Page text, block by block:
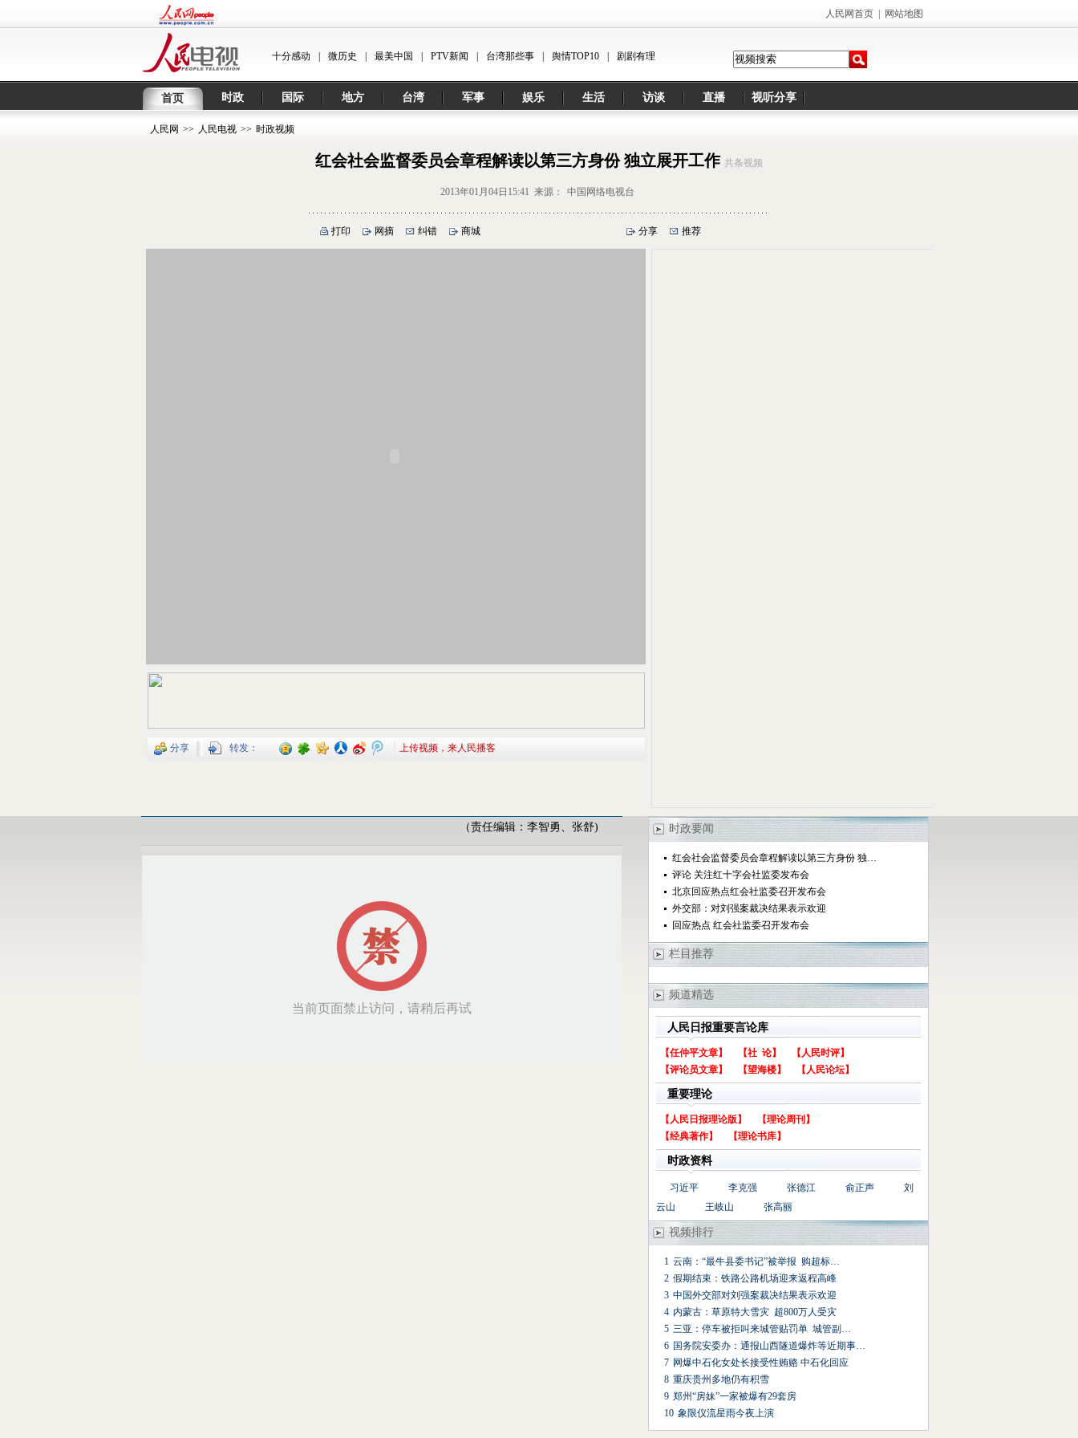
人民网首页 网站地图
十分感动 微历史 最美中国 PTV新闻 台湾那些事 舆情TOP10 剧剧有理
首页 时政 国际 地方 台湾 军事 娱乐 生活 访谈 直播 视听分享
人民网 >> 人民电视 >> 时政视频
红会社会监督委员会章程解读以第三方身份 独立展开工作 共条视频
2013年01月04日15:41 来源： 中国网络电视台
打印 网摘 纠错 商城 分享 推荐
分享 转发： 上传视频，来人民播客
（责任编辑：李智勇、张舒) 时政要闻
红会社会监督委员会章程解读以第三方身份 独…
评论 关注红十字会社监委发布会
北京回应热点红会社监委召开发布会
外交部：对刘强案裁决结果表示欢迎
回应热点 红会社监委召开发布会
栏目推荐
频道精选
人民日报重要言论库
【任仲平文章】 【社 论】
【人民时评】
【评论员文章】
【望海楼】 【人民论坛】
重要理论
【人民日报理论版】
【理论周刊】
【经典著作】
【理论书库】
时政资料
习近平 李克强 张德江 俞正声
刘
云山
王岐山 张高丽
视频排行
1 云南：“最牛县委书记”被举报 购超标…
2 假期结束：铁路公路机场迎来返程高峰
3 中国外交部对刘强案裁决结果表示欢迎
4 内蒙古：草原特大雪灾 超800万人受灾
5 三亚：停车被拒叫来城管贴罚单 城管副…
6 国务院安委办：通报山西隧道爆炸等近期事…
7 网爆中石化女处长接受性贿赂 中石化回应
8 重庆贵州多地仍有积雪
9 郑州“房妹”一家被爆有29套房
10 象限仪流星雨今夜上演